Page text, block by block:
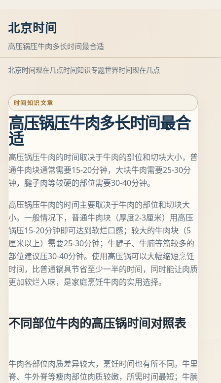
北京时间
高压锅压牛肉多长时间最合适
北京时间现在几点时间知识专题世界时间现在几点
时间知识文章
高压锅压牛肉多长时间最合
适
高压锅压牛肉的时间取决于牛肉的部位和切块大小，普
通牛肉块通常需要15-20分钟，大块牛肉需要25-30分
钟，腱子肉等较硬的部位需要30-40分钟。
高压锅压牛肉的时间主要取决于牛肉的部位和切块大
小。一般情况下，普通牛肉块（厚度2-3厘米）用高压
锅压15-20分钟即可达到软烂口感；较大的牛肉块（5
厘米以上）需要25-30分钟；牛腱子、牛腩等筋较多的
部位建议压30-40分钟。使用高压锅可以大幅缩短烹饪
时间，比普通锅具节省至少一半的时间，同时能让肉质
更加软烂入味，是家庭烹饪牛肉的实用选择。
不同部位牛肉的高压锅时间对照表
牛肉各部位肉质差异较大，烹饪时间也有所不同。牛里
脊、牛外脊等瘦肉部位肉质较嫩，所需时间最短；牛腩